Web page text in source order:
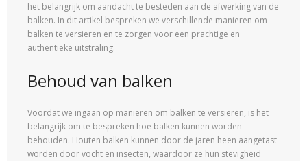
het belangrijk om aandacht te besteden aan de afwerking van de
balken. In dit artikel bespreken we verschillende manieren om
balken te versieren en te zorgen voor een prachtige en
authentieke uitstraling.
Behoud van balken
Voordat we ingaan op manieren om balken te versieren, is het
belangrijk om te bespreken hoe balken kunnen worden
behouden. Houten balken kunnen door de jaren heen aangetast
worden door vocht en insecten, waardoor ze hun stevigheid